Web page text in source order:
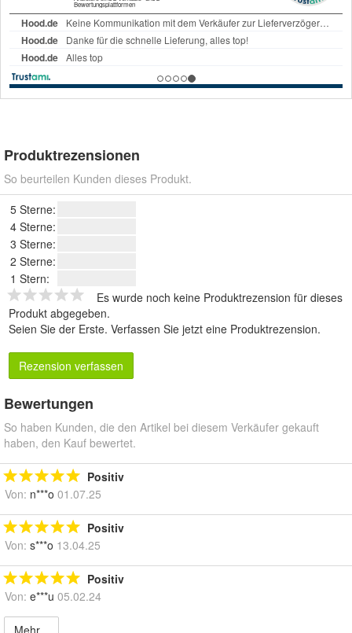
Produktrezensionen
So beurteilen Kunden dieses Produkt.
5 Sterne:
4 Sterne:
3 Sterne:
2 Sterne:
1 Stern:
Es wurde noch keine Produktrezension für dieses
Produkt abgegeben.
Seien Sie der Erste. Verfassen Sie jetzt eine Produktrezension.
Rezension verfassen
Bewertungen
So haben Kunden, die den Artikel bei diesem Verkäufer gekauft
haben, den Kauf bewertet.
Positiv
Von: n***o 01.07.25
Positiv
Von: s***o 13.04.25
Positiv
Von: e***u 05.02.24
Mehr...